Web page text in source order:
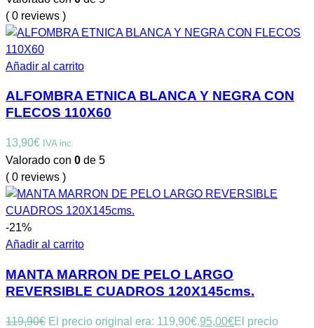
( 0 reviews )
Añadir al carrito
ALFOMBRA ETNICA BLANCA Y NEGRA CON
FLECOS 110X60
13,90€ IVA inc
Valorado con 0 de 5
( 0 reviews )
-21%
Añadir al carrito
MANTA MARRON DE PELO LARGO
REVERSIBLE CUADROS 120X145cms.
119,90€ El precio original era: 119,90€.95,00€El precio